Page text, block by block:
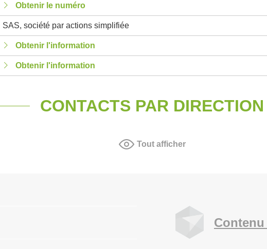
Obtenir le numéro
SAS, société par actions simplifiée
Obtenir l'information
Obtenir l'information
CONTACTS PAR DIRECTION
Tout afficher